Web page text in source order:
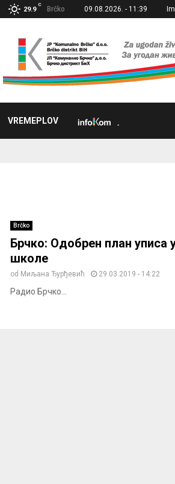
29.9
C
Brčko 09.08.2026. - 11:39
VREMEPLOV
Brčko
Брчко: Одобрен план уписа
школе
od Миљана Ђурђевић 29.03.2019 - 14:22
Радио Брчко...